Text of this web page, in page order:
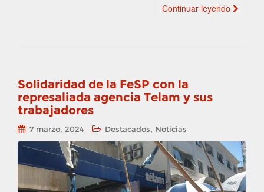
Continuar leyendo
Solidaridad de la FeSP con la
represaliada agencia Telam y sus
trabajadores
7 marzo, 2024 Destacados, Noticias